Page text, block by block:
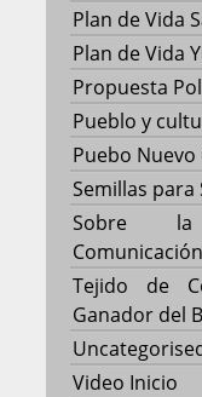
Plan de Vida
Plan de Vida
Propuesta
Pueblo y
Puebo Nuevo
Semillas para
Sobre
Comunicación
Tejido de
Ganador del
Video Inicio